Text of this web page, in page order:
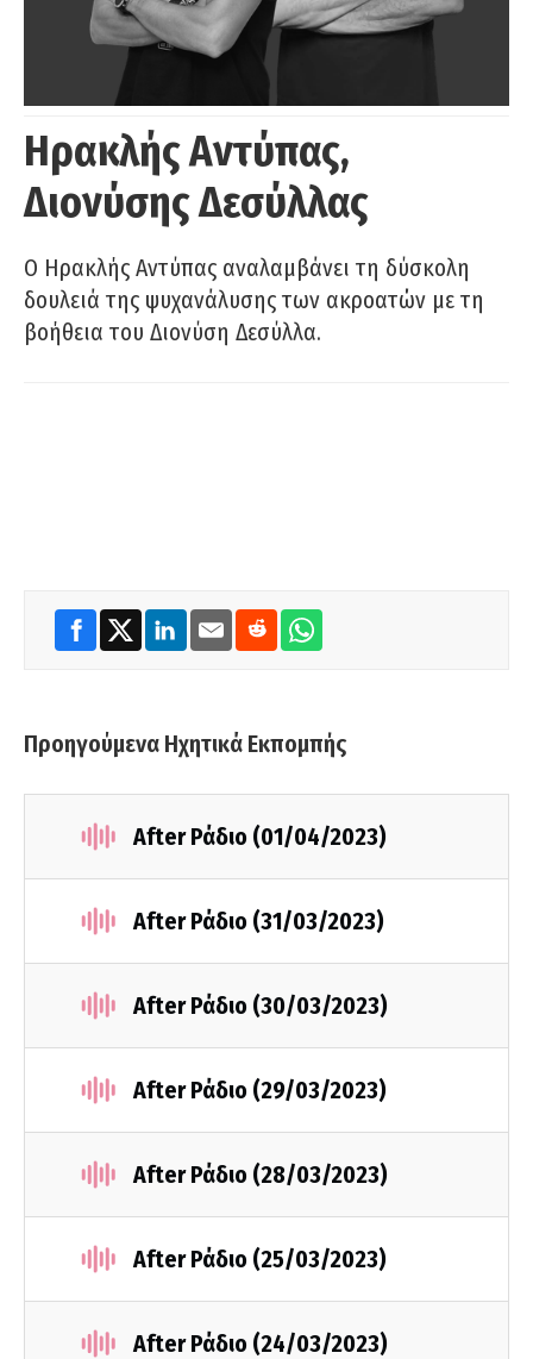
Ηρακλής Αντύπας,
Διονύσης Δεσύλλας
Ο Ηρακλής Αντύπας αναλαμβάνει τη δύσκολη
δουλειά της ψυχανάλυσης των ακροατών με τη
βοήθεια του Διονύση Δεσύλλα.
Προηγούμενα Ηχητικά Εκπομπής
After Ράδιο (01/04/2023)
After Ράδιο (31/03/2023)
After Ράδιο (30/03/2023)
After Ράδιο (29/03/2023)
After Ράδιο (28/03/2023)
After Ράδιο (25/03/2023)
After Ράδιο (24/03/2023)